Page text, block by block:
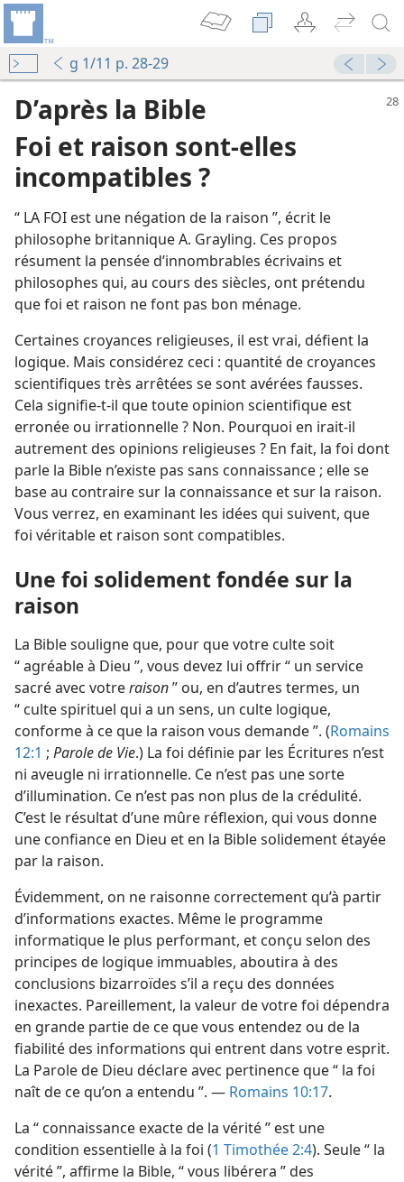
g 1/11 p. 28-29
D’après la Bible
Foi et raison sont-​elles
incompatibles ?
“ LA FOI est une négation de la raison ”, écrit le
philosophe britannique A. Grayling. Ces propos
résument la pensée d’innombrables écrivains et
philosophes qui, au cours des siècles, ont prétendu
que foi et raison ne font pas bon ménage.
Certaines croyances religieuses, il est vrai, défient la
logique. Mais considérez ceci : quantité de croyances
scientifiques très arrêtées se sont avérées fausses.
Cela signifie-​t-​il que toute opinion scientifique est
erronée ou irrationnelle ? Non. Pourquoi en irait-​il
autrement des opinions religieuses ? En fait, la foi dont
parle la Bible n’existe pas sans connaissance ; elle se
base au contraire sur la connaissance et sur la raison.
Vous verrez, en examinant les idées qui suivent, que
foi véritable et raison sont compatibles.
Une foi solidement fondée sur la
raison
La Bible souligne que, pour que votre culte soit
“ agréable à Dieu ”, vous devez lui offrir “ un service
sacré avec votreraison” ou, en d’autres termes, un
“ culte spirituel qui a un sens, un culte logique,
conforme à ce que la raison vous demande ”. (Romains
12:1 ; Parole de Vie.) La foi définie par les Écritures n’est
ni aveugle ni irrationnelle. Ce n’est pas une sorte
d’illumination. Ce n’est pas non plus de la crédulité.
C’est le résultat d’une mûre réflexion, qui vous donne
une confiance en Dieu et en la Bible solidement étayée
par la raison.
Évidemment, on ne raisonne correctement qu’à partir
d’informations exactes. Même le programme
informatique le plus performant, et conçu selon des
principes de logique immuables, aboutira à des
conclusions bizarroïdes s’il a reçu des données
inexactes. Pareillement, la valeur de votre foi dépendra
en grande partie de ce que vous entendez ou de la
fiabilité des informations qui entrent dans votre esprit.
La Parole de Dieu déclare avec pertinence que “ la foi
naît de ce qu’on a entendu ”. — Romains 10:17.
La “ connaissance exacte de la vérité ” est une
condition essentielle à la foi (1 Timothée 2:4). Seule “ la
vérité ”, affirme la Bible, “ vous libérera ” des